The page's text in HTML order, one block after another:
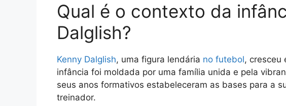
Qual é o contexto da
Dalglish?
Kenny Dalglish, uma figura lendária no futebol, cresceu
infância foi moldada por uma família unida e pela
seus anos formativos estabeleceram as bases para a
treinador.